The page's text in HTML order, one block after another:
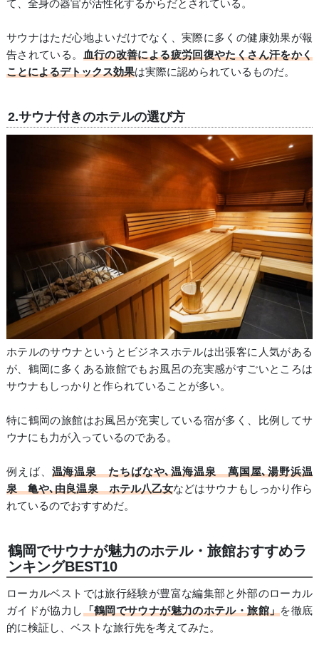
て、全身の器官が活性化するからだとされている。
サウナはただ心地よいだけでなく、実際に多くの健康効果が報
告されている。 血行の改善による疲労回復やたくさん汗をかく
ことによるデトックス効果は実際に認められているものだ。
2.サウナ付きのホテルの選び方
ホテルのサウナというとビジネスホテルは出張客に人気がある
が、鶴岡に多くある旅館でもお風呂の充実感がすごいところは
サウナもしっかりと作られていることが多い。
特に鶴岡の旅館はお風呂が充実している宿が多く、比例してサ
ウナにも力が入っているのである。
例えば、 温海温泉 たちばなや､温海温泉 萬国屋､湯野浜温
泉 亀や､由良温泉 ホテル八乙女などはサウナもしっかり作ら
れているのでおすすめだ。
鶴岡でサウナが魅力のホテル・旅館おすすめラ
ンキングBEST10
ローカルベストでは旅行経験が豊富な編集部と外部のローカル
ガイドが協力し「鶴岡でサウナが魅力のホテル・旅館」を徹底
的に検証し、ベストな旅行先を考えてみた。